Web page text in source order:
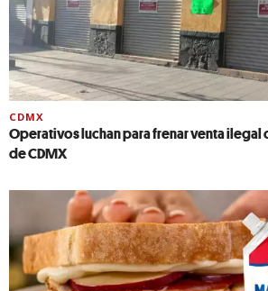
CDMX
Operativos luchan para frenar venta
de CDMX